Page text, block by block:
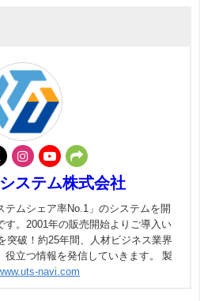
ステム株式会社
テムシェア率No.1」のシステムを開
す。2001年の販売開始よりご導入い
突破！約25年間、人材ビジネス業界
役立つ情報を発信していきます。 製
navi.com